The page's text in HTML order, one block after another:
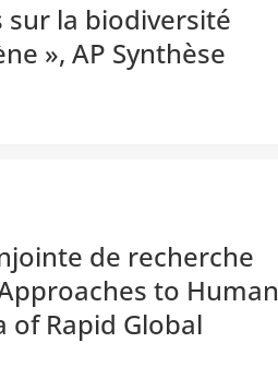
sur la biodiversité
», AP Synthèse
de recherche
to Human
Rapid Global